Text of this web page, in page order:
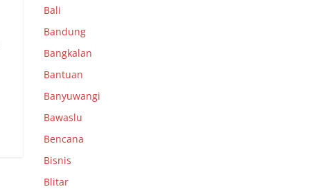
Bali
Bandung
Bangkalan
Bantuan
Banyuwangi
Bawaslu
Bencana
Bisnis
Blitar